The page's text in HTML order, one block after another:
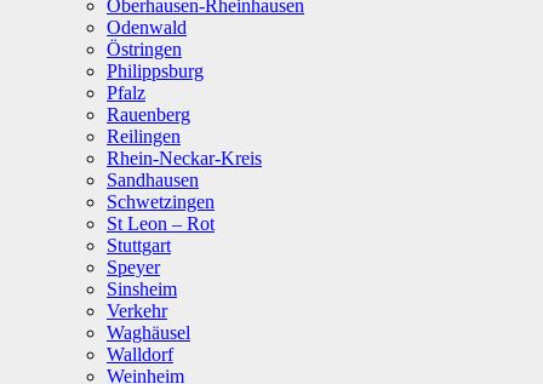
Oberhausen-Rheinhausen
Odenwald
Östringen
Philippsburg
Pfalz
Rauenberg
Reilingen
Rhein-Neckar-Kreis
Sandhausen
Schwetzingen
St Leon – Rot
Stuttgart
Speyer
Sinsheim
Verkehr
Waghäusel
Walldorf
Weinheim